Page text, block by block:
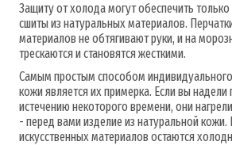
Защиту от холода могут обеспечить
сшиты из натуральных материалов.
материалов не обтягивают руки, и на
трескаются и становятся жесткими.
Самым простым способом
кожи является их примерка. Если вы надели
истечению некоторого времени, они
- перед вами изделие из натуральной кожи.
искусственных материалов остаются